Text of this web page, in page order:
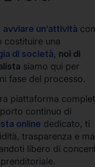
avviare un’attività
costituire una
di società, noi di
siamo qui per
fase del processo.
piattaforma
continuo di
online dedicato, ti
trasparenza e
libero di